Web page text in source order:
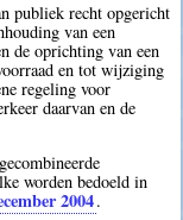
publiek recht opgericht
van een
de oprichting van een
en tot wijziging
regeling voor
daarvan en de
worden bedoeld in
2004.